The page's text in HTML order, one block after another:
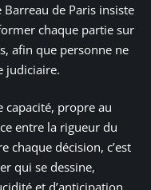
de Paris insiste
chaque partie sur
afin que personne ne
judiciaire.
capacité, propre au
entre la rigueur du
chaque décision, c’est
qui se dessine,